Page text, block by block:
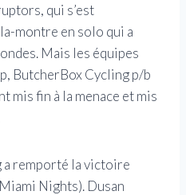
qui s’est
montre en solo qui a
Mais les équipes
ButcherBox Cycling p/b
mis fin à la menace et mis
a remporté la victoire
Nights). Dusan